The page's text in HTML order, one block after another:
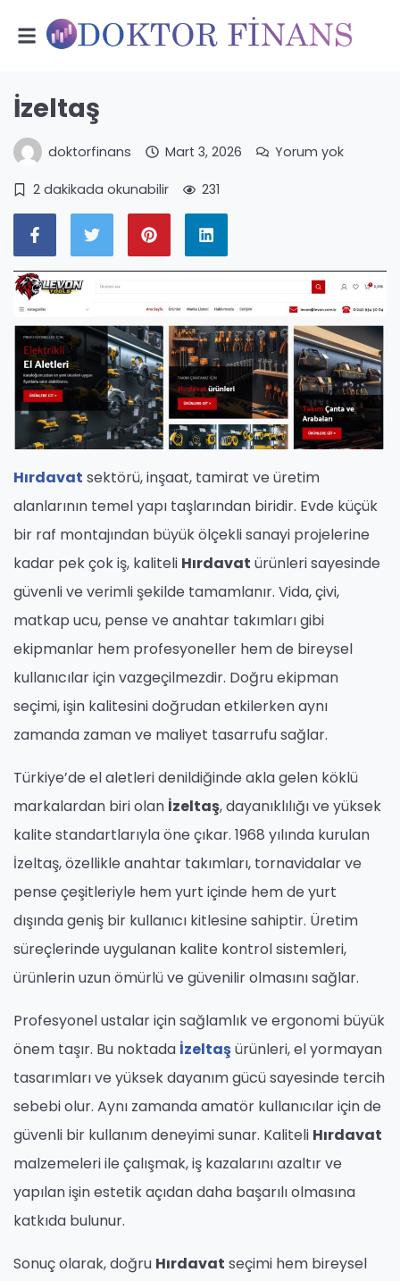
İzeltaş
doktorfinans Mart 3, 2026 Yorum yok
2 dakikada okunabilir 231
Hırdavat sektörü, inşaat, tamirat ve üretim
alanlarının temel yapı taşlarından biridir. Evde küçük
bir raf montajından büyük ölçekli sanayi projelerine
kadar pek çok iş, kaliteli Hırdavat ürünleri sayesinde
güvenli ve verimli şekilde tamamlanır. Vida, çivi,
matkap ucu, pense ve anahtar takımları gibi
ekipmanlar hem profesyoneller hem de bireysel
kullanıcılar için vazgeçilmezdir. Doğru ekipman
seçimi, işin kalitesini doğrudan etkilerken aynı
zamanda zaman ve maliyet tasarrufu sağlar.
Türkiye’de el aletleri denildiğinde akla gelen köklü
markalardan biri olan İzeltaş, dayanıklılığı ve yüksek
kalite standartlarıyla öne çıkar. 1968 yılında kurulan
İzeltaş, özellikle anahtar takımları, tornavidalar ve
pense çeşitleriyle hem yurt içinde hem de yurt
dışında geniş bir kullanıcı kitlesine sahiptir. Üretim
süreçlerinde uygulanan kalite kontrol sistemleri,
ürünlerin uzun ömürlü ve güvenilir olmasını sağlar.
Profesyonel ustalar için sağlamlık ve ergonomi büyük
önem taşır. Bu noktada İzeltaşürünleri, el yormayan
tasarımları ve yüksek dayanım gücü sayesinde tercih
sebebi olur. Aynı zamanda amatör kullanıcılar için de
güvenli bir kullanım deneyimi sunar. Kaliteli Hırdavat
malzemeleri ile çalışmak, iş kazalarını azaltır ve
yapılan işin estetik açıdan daha başarılı olmasına
katkıda bulunur.
Sonuç olarak, doğru Hırdavat seçimi hem bireysel